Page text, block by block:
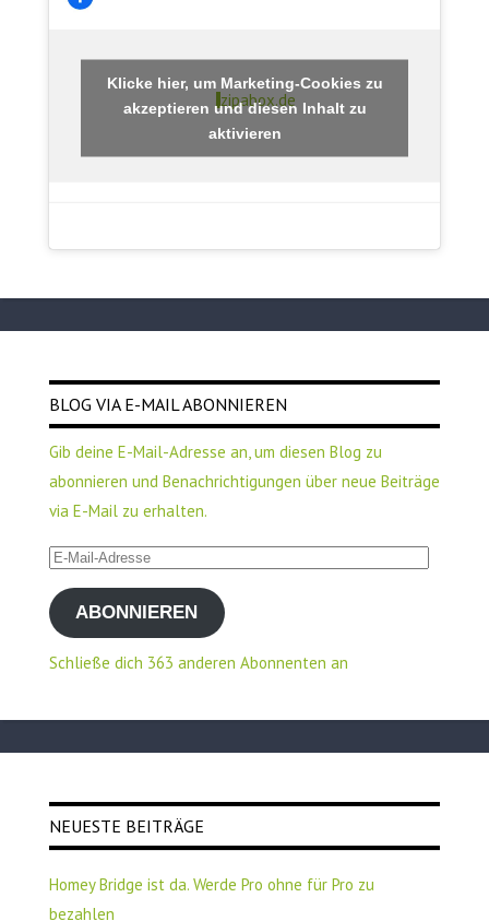
zipabox.de
Klicke hier, um Marketing-Cookies zu
akzeptieren und diesen Inhalt zu
aktivieren
BLOG VIA E-MAIL ABONNIEREN
Gib deine E-Mail-Adresse an, um diesen Blog zu
abonnieren und Benachrichtigungen über neue Beiträge
via E-Mail zu erhalten.
E-
Mail-
AdresseABONNIEREN
Schließe dich 363 anderen Abonnenten an
NEUESTE BEITRÄGE
Homey Bridge ist da. Werde Pro ohne für Pro zu
bezahlen